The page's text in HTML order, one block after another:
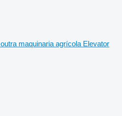
outra maquinaria agrícola Elevator